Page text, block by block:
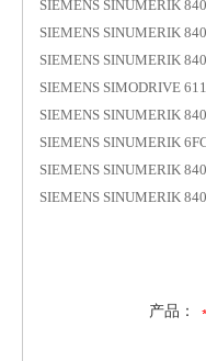
SIEMENS SINUMERIK
SIEMENS SINUMERIK
SIEMENS SINUMERIK
SIEMENS SIMODRIVE
SIEMENS SINUMERIK
SIEMENS SINUMERIK
SIEMENS SINUMERIK
SIEMENS SINUMERIK
产品：